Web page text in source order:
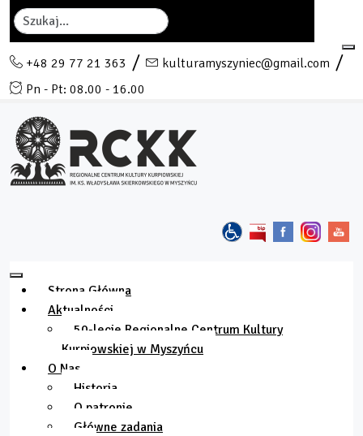
Szukaj
+48 29 77 21 363
kulturamyszyniec@gmail.com
Pn - Pt: 08.00 - 16.00
Strona Główna
Aktualności
50-lecie Regionalne Centrum Kultury
Kurpiowskiej w Myszyńcu
O Nas
Historia
O patronie
Główne zadania